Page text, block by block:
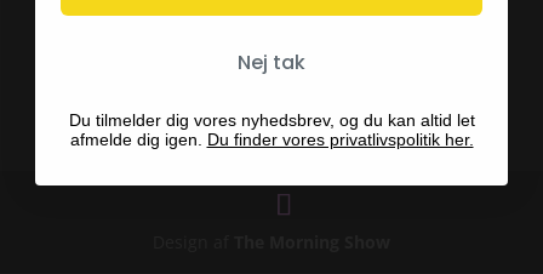
Blog
Nej tak
Du tilmelder dig vores nyhedsbrev, og du kan altid let
afmelde dig igen. Du finder vores privatlivspolitik her.